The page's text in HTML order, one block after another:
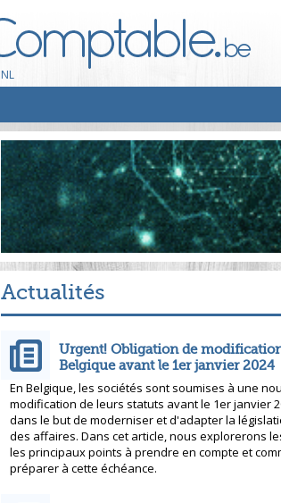
NL
Actualités
Urgent! Obligation de
Belgique avant le 1er janvier 2024
En Belgique, les sociétés sont soumises à une
modification de leurs statuts avant le 1er janvier
dans le but de moderniser et d'adapter la
des affaires. Dans cet article, nous explorerons
les principaux points à prendre en compte et
préparer à cette échéance.